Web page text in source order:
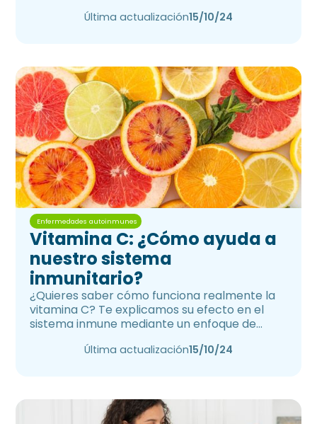
Última actualización15/10/24
Enfermedades autoinmunes
Vitamina C: ¿Cómo ayuda a
nuestro sistema
inmunitario?
¿Quieres saber cómo funciona realmente la
vitamina C? Te explicamos su efecto en el
sistema inmune mediante un enfoque de
Última actualización15/10/24